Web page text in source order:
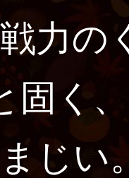
力の
固く
じい